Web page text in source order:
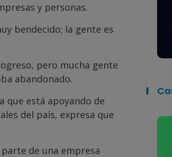
y personas.
bendecido; la gente es
pero mucha gente
abandonado.
que está apoyando de
del país, expresa que
de una empresa